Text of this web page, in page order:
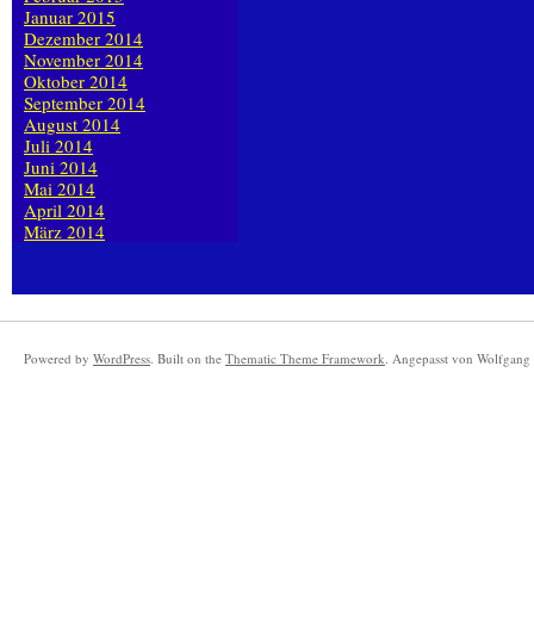
Januar 2015
Dezember 2014
November 2014
Oktober 2014
September 2014
August 2014
Juli 2014
Juni 2014
Mai 2014
April 2014
März 2014
Powered by WordPress. Built on the Thematic Theme Framework. Angepasst von